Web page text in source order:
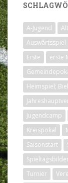
A-Jugend
Auswärtsspiel
Erste
erste
Heimspiel;
Jugendcamp
Kreispokal
Saisonstart
Spieltagsbilder
Turnier